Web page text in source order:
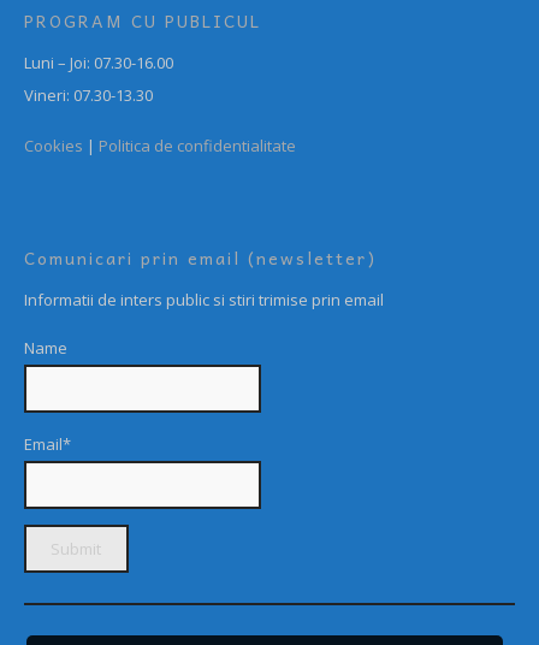
PROGRAM CU PUBLICUL
Luni – Joi: 07.30-16.00
Vineri: 07.30-13.30
Cookies | Politica de confidentialitate
Comunicari prin email (newsletter)
Informatii de inters public si stiri trimise prin email
Name
Email*